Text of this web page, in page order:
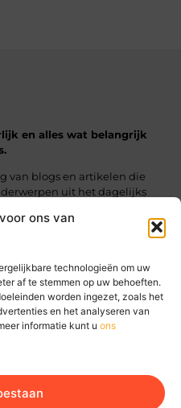
ons van
technologieën om uw
af te stemmen op uw behoeften.
worden ingezet, zoals het
en het analyseren van
informatie kunt u ons
Ga Naar
en alles wat belangrijk
van blogs en artikelen die
uit het dagelijks